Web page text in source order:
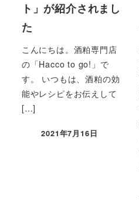
ト」が紹介されまし
た
こんにちは。酒粕専門店
の「Hacco to go!」で
す。 いつもは、酒粕の効
能やレシピをお伝えして
[…]
2021年7月16日